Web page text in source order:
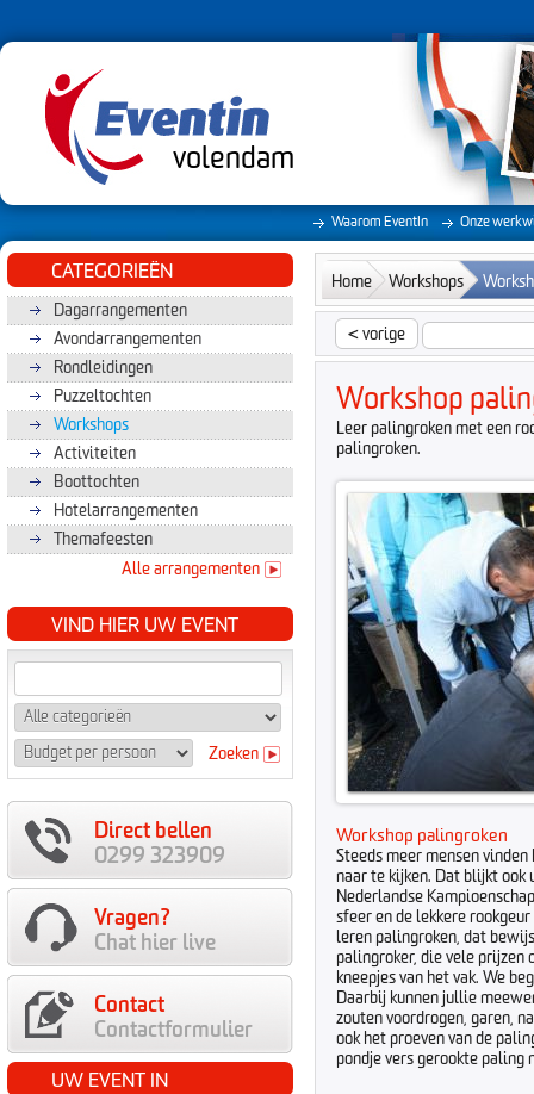
volendam
Waarom EventIn Onze
CATEGORIEËN
Dagarrangementen
Avondarrangementen
Rondleidingen
Puzzeltochten
Workshops
Activiteiten
Boottochten
Hotelarrangementen
Themafeesten
Alle arrangementen
VIND HIER UW EVENT
Zoeken
Direct bellen
0299 323909
Vragen?
Chat hier live
Contact
Contactformulier
UW EVENT IN
Home Workshops
<vorige
Workshop
Leer palingroken met een
palingroken.
Workshop palingroken
Steeds meer mensen
naar te kijken. Dat blijkt ook
Nederlandse
sfeer en de lekkere
leren palingroken, dat
palingroker, die vele prijzen
kneepjes van het vak. We
Daarbij kunnen jullie
zouten voordrogen, garen,
ook het proeven van de
pondje vers gerookte paling